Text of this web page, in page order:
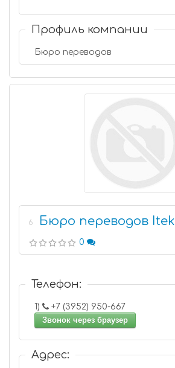
Профиль компании
Бюро переводов
6 Бюро переводов Itek
0
Телефон:
1)
+7 (3952) 950-667
Звонок через браузер
Адрес: